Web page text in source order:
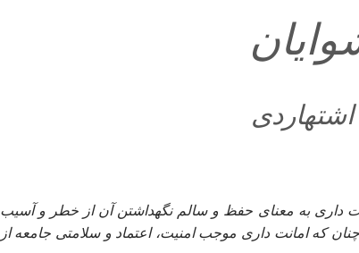
دارى به معناى حفظ و سالم نگه‏داشتن آن از خطر و آسيب
كه امانت دارى موجب امنيت، اعتماد و سلامتى جامعه از